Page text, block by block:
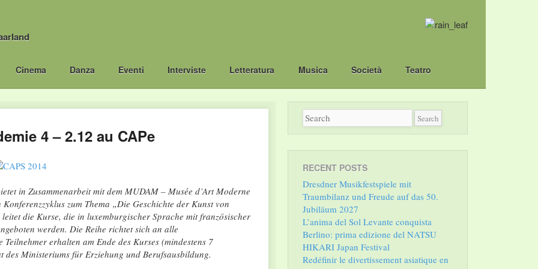
Cinema Danza Eventi Interviste Letteratura Musica Società Teatro
4 – 2.12 au CAPe
in Zusammenarbeit mit dem MUDAM – Musée d’Art Moderne
zum Thema „Die Geschichte der Kunst von
die Kurse, die in luxemburgischer Sprache mit französischer
werden. Die Reihe richtet sich an alle
Teilnehmer erhalten am Ende des Kurses (mindestens 7
des Ministeriums für Erziehung und Berufsausbildung.
RECENT POSTS
Dresdner Musikfestspiele mit
Traumbilanz und Freude auf das 50.
Jubiläum 2027
L’anima del Sol Levante conquista
Berlino: prima edizione del NATSU
HIKARI Japan Festival
Redéfinir le divertissement asiatique en